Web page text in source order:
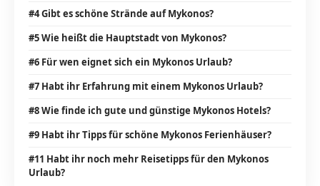
#4 Gibt es schöne Strände auf Mykonos?
#5 Wie heißt die Hauptstadt von Mykonos?
#6 Für wen eignet sich ein Mykonos Urlaub?
#7 Habt ihr Erfahrung mit einem Mykonos Urlaub?
#8 Wie finde ich gute und günstige Mykonos Hotels?
#9 Habt ihr Tipps für schöne Mykonos Ferienhäuser?
#11 Habt ihr noch mehr Reisetipps für den Mykonos
Urlaub?